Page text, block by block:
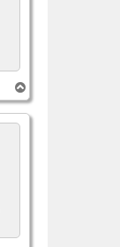
r
r